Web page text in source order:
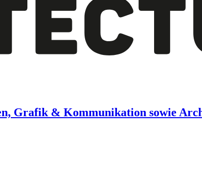
Grafik & Kommunikation sowie